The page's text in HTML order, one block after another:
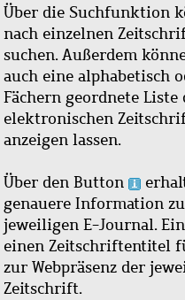
Über die Suchfunktion
nach einzelnen
suchen. Außerdem
auch eine alphabetisch
Fächern geordnete Liste
elektronischen
anzeigen lassen.
Über den Button
genauere Information
jeweiligen E-Journal.
einen Zeitschriftentitel
zur Webpräsenz der
Zeitschrift.